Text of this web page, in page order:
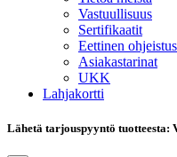
Vastuullisuus
Sertifikaatit
Eettinen
Asiakastarinat
UKK
Lahjakortti
Lähetä tarjouspyyntö tuotteesta: